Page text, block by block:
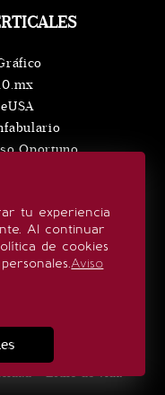
tu experiencia
Al continuar
de cookies
Aviso
Oportuno
Estilo de vida